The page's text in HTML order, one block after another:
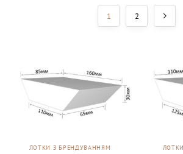
1 2
ЛОТКИ З БРЕНДУВАННЯМ